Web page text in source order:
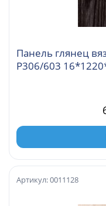
Панель глянец
Р306/603
Артикул: 0011128